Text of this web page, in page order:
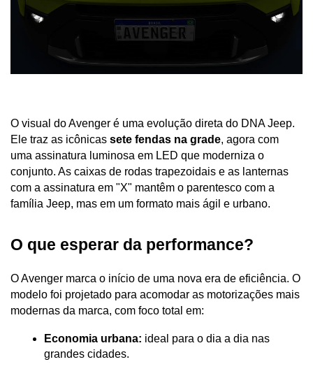
O visual do Avenger é uma evolução direta do DNA Jeep.
Ele traz as icônicas sete fendas na grade, agora com
uma assinatura luminosa em LED que moderniza o
conjunto. As caixas de rodas trapezoidais e as lanternas
com a assinatura em "X" mantêm o parentesco com a
família Jeep, mas em um formato mais ágil e urbano.
O que esperar da performance?
O Avenger marca o início de uma nova era de eficiência. O
modelo foi projetado para acomodar as motorizações mais
modernas da marca, com foco total em:
Economia urbana: ideal para o dia a dia nas
grandes cidades.